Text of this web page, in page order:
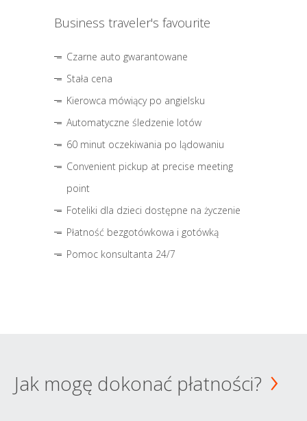
Business traveler's favourite
Czarne auto gwarantowane
Stała cena
Kierowca mówiący po angielsku
Automatyczne śledzenie lotów
60 minut oczekiwania po lądowaniu
Convenient pickup at precise meeting
point
Foteliki dla dzieci dostępne na życzenie
Płatność bezgotówkowa i gotówką
Pomoc konsultanta 24/7
Jak mogę dokonać płatności?